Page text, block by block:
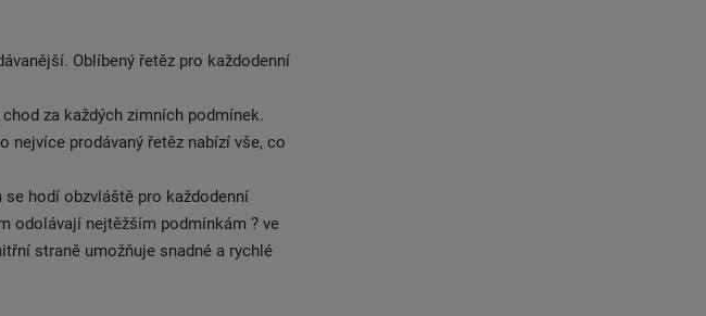
Oblíbený řetěz pro každodenní
za každých zimních podmínek.
nejvíce prodávaný řetěz nabízí vše, co
hodí obzvláště pro každodenní
odolávají nejtěžším podmínkám ? ve
straně umožňuje snadné a rychlé